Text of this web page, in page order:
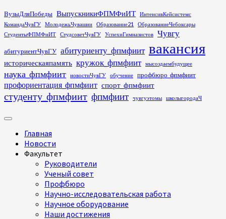
Перейти
к
содержимому
ВузыДляПобеды ВыпускникиФПМФиИТ
ИнтенсивКейсистемс
КомандаЧувГУ
МолодежьЧувашии Образование21
ОбразованиеЧебоксары
СтудентыФПМФиИТ
СтудсоветЧувГУ УспехиГимназистов Чувгу
абитуриентЧувГУ абитуриенту_фпмфиит вакансия
историческаяпамять кружок_фпмфиит мысоздаембудущее
наука_фпмфиит новостиЧувГУ обучение профбюро_фпмфиит
профориентация_фпмфиит спорт_фпмфиит
студенту_фпмфиит фпмфиит чувгуэтомы школыгородаЧ
Основное
Главная
Новости
Факультет
Руководители
Ученый совет
Профбюро
Научно-исследовательская работа
Научное оборудование
Наши достижения